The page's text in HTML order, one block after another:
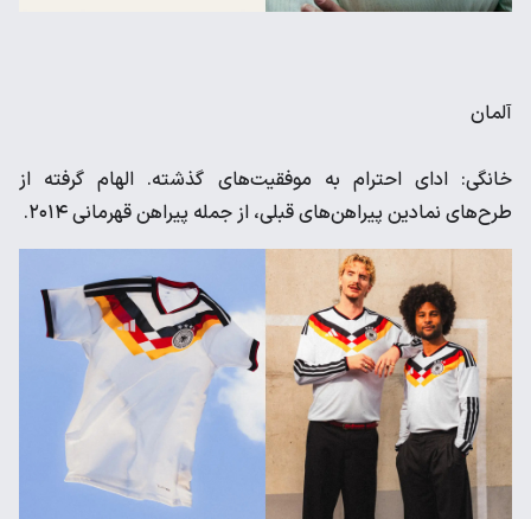
آلمان
خانگی: ادای احترام به موفقیت‌های گذشته. الهام گرفته از
طرح‌های نمادین پیراهن‌های قبلی، از جمله پیراهن قهرمانی ۲۰۱۴.